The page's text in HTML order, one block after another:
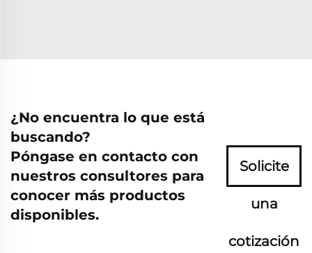
¿No encuentra lo que está
buscando?
Póngase en contacto con
nuestros consultores para
conocer más productos
disponibles.
Solicite
una
cotización